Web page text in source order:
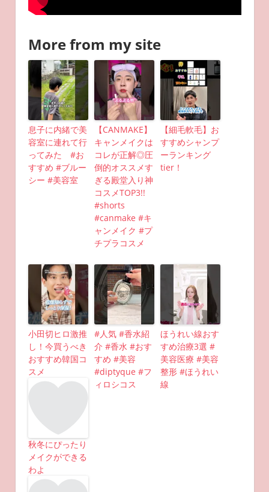
More from my site
息子に内緒で美
容室に連れて行
ってみた #お
すすめ #ブルー
シー #美容室
【CANMAKE】
キャンメイクは
コレが正解◎圧
倒的オススメす
ぎる殿堂入り神
コスメTOP3!!
#shorts
#canmake #キ
ャンメイク #プ
チプラコスメ
【細毛軟毛】お
すすめシャンプ
ーランキング
tier！
小田切ヒロ激推
し！今買うべき
おすすめ韓国コ
スメ
秋冬にぴったり
メイクができる
わよ
#人気 #香水紹
介 #香水 #おす
すめ #美容
#diptyque #フ
ィロシコス
ほうれい線おす
すめ治療3選 #
美容医療 #美容
整形 #ほうれい
線